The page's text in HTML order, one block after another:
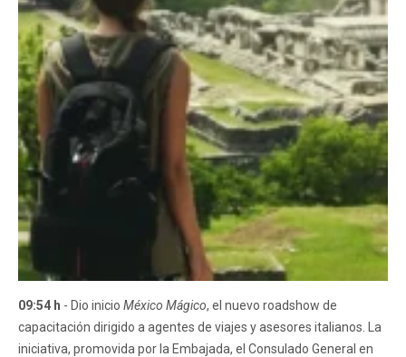
09:54 h - Dio inicio México Mágico, el nuevo roadshow de
capacitación dirigido a agentes de viajes y asesores italianos. La
iniciativa, promovida por la Embajada, el Consulado General en